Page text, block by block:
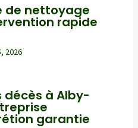
de nettoyage
rapide
2026
à Alby-
garantie